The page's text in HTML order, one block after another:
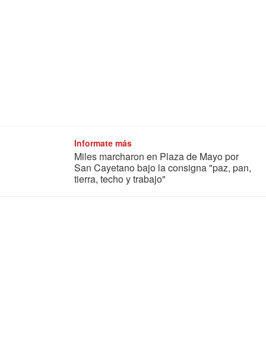
Informate más
Miles marcharon en Plaza de Mayo por
San Cayetano bajo la consigna "paz, pan,
tierra, techo y trabajo"